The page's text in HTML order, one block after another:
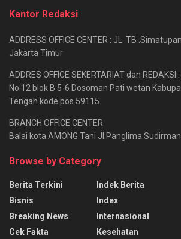
Kantor Redaksi
ADDRESS OFFICE CENTER : JL. TB
Jakarta Timur
ADDRES OFFICE SEKERTARIAT dan
No.12 blok B 5-6 Dosoman Pati wetan
Tengah kode pos 59115
BRANCH OFFICE CENTER
Balai kota AMONG Tani Jl.Panglima
Browse by Category
Berita Terkini
Bisnis
Breaking News
Cek Fakta
Indek Berita
Index
Internasional
Kesehatan